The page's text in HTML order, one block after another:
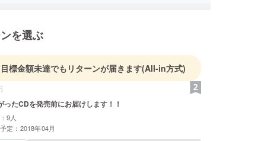
を選ぶ
目標金額未達でもリターンが届きます(All-in方式)
ったCDを発売前にお届けします！！
9人
定：2018年04月